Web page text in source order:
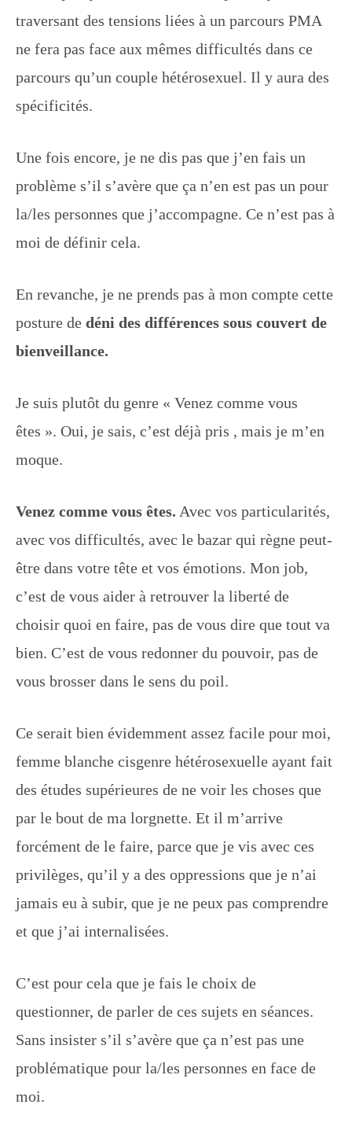
traversant des tensions liées à un parcours PMA
ne fera pas face aux mêmes difficultés dans ce
parcours qu’un couple hétérosexuel. Il y aura des
spécificités.
Une fois encore, je ne dis pas que j’en fais un
problème s’il s’avère que ça n’en est pas un pour
la/les personnes que j’accompagne. Ce n’est pas à
moi de définir cela.
En revanche, je ne prends pas à mon compte cette
posture de déni des différences sous couvert de
bienveillance.
Je suis plutôt du genre « Venez comme vous
êtes ». Oui, je sais, c’est déjà pris , mais je m’en
moque.
Venez comme vous êtes. Avec vos particularités,
avec vos difficultés, avec le bazar qui règne peut-
être dans votre tête et vos émotions. Mon job,
c’est de vous aider à retrouver la liberté de
choisir quoi en faire, pas de vous dire que tout va
bien. C’est de vous redonner du pouvoir, pas de
vous brosser dans le sens du poil.
Ce serait bien évidemment assez facile pour moi,
femme blanche cisgenre hétérosexuelle ayant fait
des études supérieures de ne voir les choses que
par le bout de ma lorgnette. Et il m’arrive
forcément de le faire, parce que je vis avec ces
privilèges, qu’il y a des oppressions que je n’ai
jamais eu à subir, que je ne peux pas comprendre
et que j’ai internalisées.
C’est pour cela que je fais le choix de
questionner, de parler de ces sujets en séances.
Sans insister s’il s’avère que ça n’est pas une
problématique pour la/les personnes en face de
moi.